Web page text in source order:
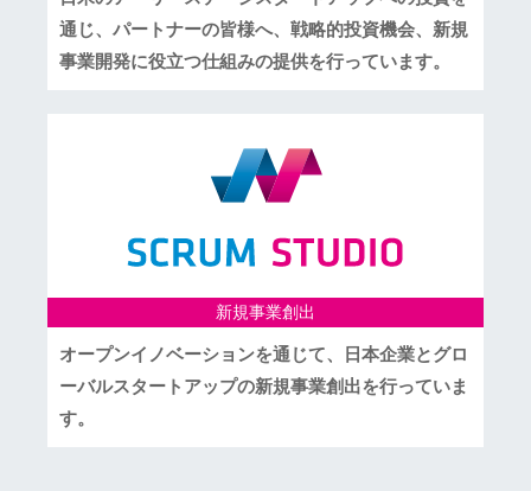
通じ、パートナーの皆様へ、戦略的投資機会、新規
事業開発に役立つ仕組みの提供を行っています。
新規事業創出
オープンイノベーションを通じて、日本企業とグロ
ーバルスタートアップの新規事業創出を行っていま
す。